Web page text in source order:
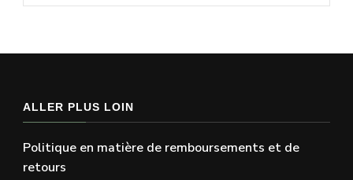
ALLER PLUS LOIN
Politique en matière de remboursements et de
retours